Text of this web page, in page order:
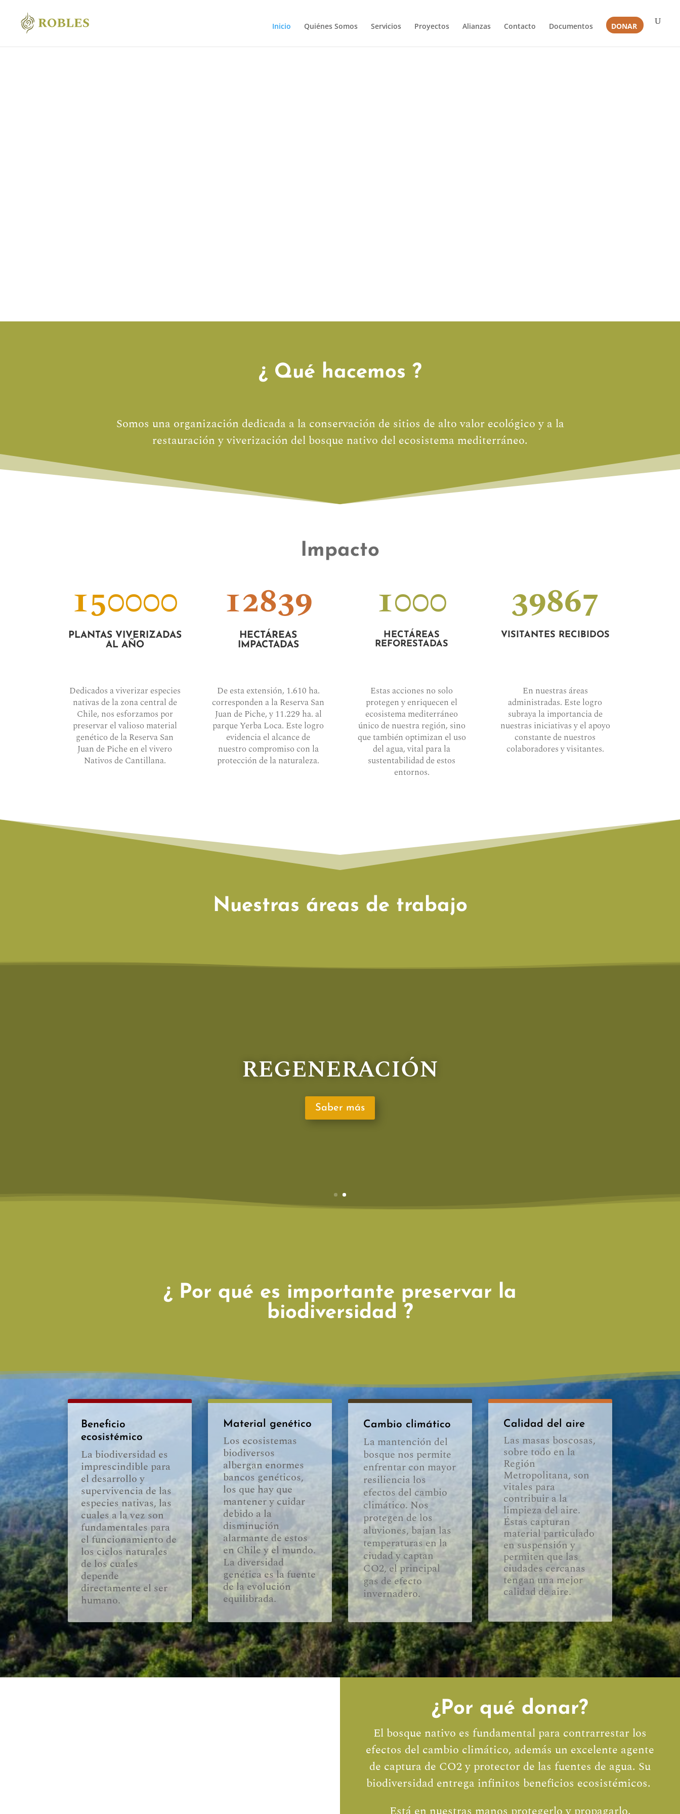
Inicio Quiénes Somos Servicios Proyectos Alianzas Contacto Documentos DONAR
¿ Qué hacemos ?
Somos una organización dedicada a la conservación de sitios de alto valor ecológico y a la
restauración y viverización del bosque nativo del ecosistema mediterráneo.
Impacto
150000
PLANTAS VIVERIZADAS
AL AÑO
12839
HECTÁREAS
IMPACTADAS
1000
HECTÁREAS
REFORESTADAS
39867
VISITANTES RECIBIDOS
Dedicados a viverizar especies
nativas de la zona central de
Chile, nos esforzamos por
preservar el valioso material
genético de la Reserva San
Juan de Piche en el vivero
Nativos de Cantillana.
De esta extensión, 1.610 ha.
corresponden a la Reserva San
Juan de Piche, y 11.229 ha. al
parque Yerba Loca. Este logro
evidencia el alcance de
nuestro compromiso con la
protección de la naturaleza.
Estas acciones no solo
protegen y enriquecen el
ecosistema mediterráneo
único de nuestra región, sino
que también optimizan el uso
del agua, vital para la
sustentabilidad de estos
entornos.
En nuestras áreas
administradas. Este logro
subraya la importancia de
nuestras iniciativas y el apoyo
constante de nuestros
colaboradores y visitantes.
Nuestras áreas de trabajo
REGENERACIÓN
Saber más
¿ Por qué es importante preservar la
biodiversidad ?
Beneficio
ecosistémico
La biodiversidad es
imprescindible para
el desarrollo y
supervivencia de las
especies nativas, las
cuales a la vez son
fundamentales para
el funcionamiento de
los ciclos naturales
de los cuales
depende
directamente el ser
humano.
Material genético
Los ecosistemas
biodiversos
albergan enormes
bancos genéticos,
los que hay que
mantener y cuidar
debido a la
disminución
alarmante de estos
en Chile y el mundo.
La diversidad
genética es la fuente
de la evolución
equilibrada.
Cambio climático
La mantención del
bosque nos permite
enfrentar con mayor
resiliencia los
efectos del cambio
climático. Nos
protegen de los
aluviones, bajan las
temperaturas en la
ciudad y captan
CO2, el principal
gas de efecto
invernadero.
Calidad del aire
Las masas boscosas,
sobre todo en la
Región
Metropolitana, son
vitales para
contribuir a la
limpieza del aire.
Éstas capturan
material particulado
en suspensión y
permiten que las
ciudades cercanas
tengan una mejor
calidad de aire.
¿Por qué donar?
El bosque nativo es fundamental para contrarrestar los
efectos del cambio climático, además un excelente agente
de captura de CO2 y protector de las fuentes de agua. Su
biodiversidad entrega infinitos beneficios ecosistémicos.